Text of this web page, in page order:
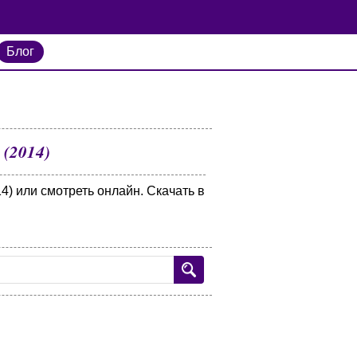
Блог
или смотреть онлайн. Скачать в